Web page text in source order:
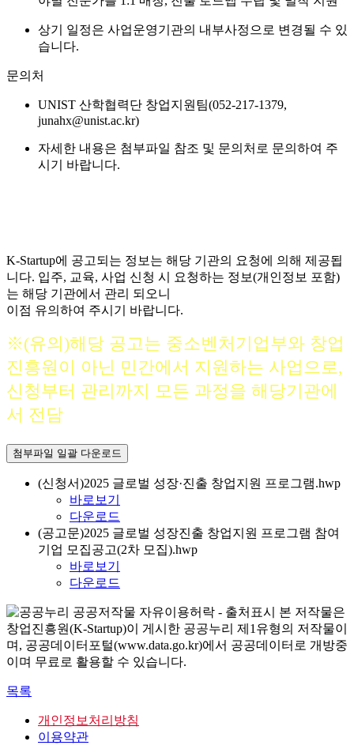
상기 일정은 사업운영기관의 내부사정으로 변경될 수 있
습니다.
문의처
UNIST 산학협력단 창업지원팀(052-217-1379,
junahx@unist.ac.kr)
자세한 내용은 첨부파일 참조 및 문의처로 문의하여 주
시기 바랍니다.
K-Startup에 공고되는 정보는 해당 기관의 요청에 의해 제공됩
니다. 입주, 교육, 사업 신청 시 요청하는 정보(개인정보 포함)
는 해당 기관에서 관리 되오니
이점 유의하여 주시기 바랍니다.
※(유의)해당 공고는 중소벤처기업부와 창업
진흥원이 아닌 민간에서 지원하는 사업으로,
신청부터 관리까지 모든 과정을 해당기관에
서 전담
첨부파일 일괄 다운로드
(신청서)2025 글로벌 성장·진출 창업지원 프로그램.hwp
바로보기
다운로드
(공고문)2025 글로벌 성장진출 창업지원 프로그램 참여
기업 모집공고(2차 모집).hwp
바로보기
다운로드
본 저작물은
창업진흥원(K-Startup)이 게시한 공공누리 제1유형의 저작물이
며, 공공데이터포털(www.data.go.kr)에서 공공데이터로 개방중
이며 무료로 활용할 수 있습니다.
목록
개인정보처리방침
이용약관